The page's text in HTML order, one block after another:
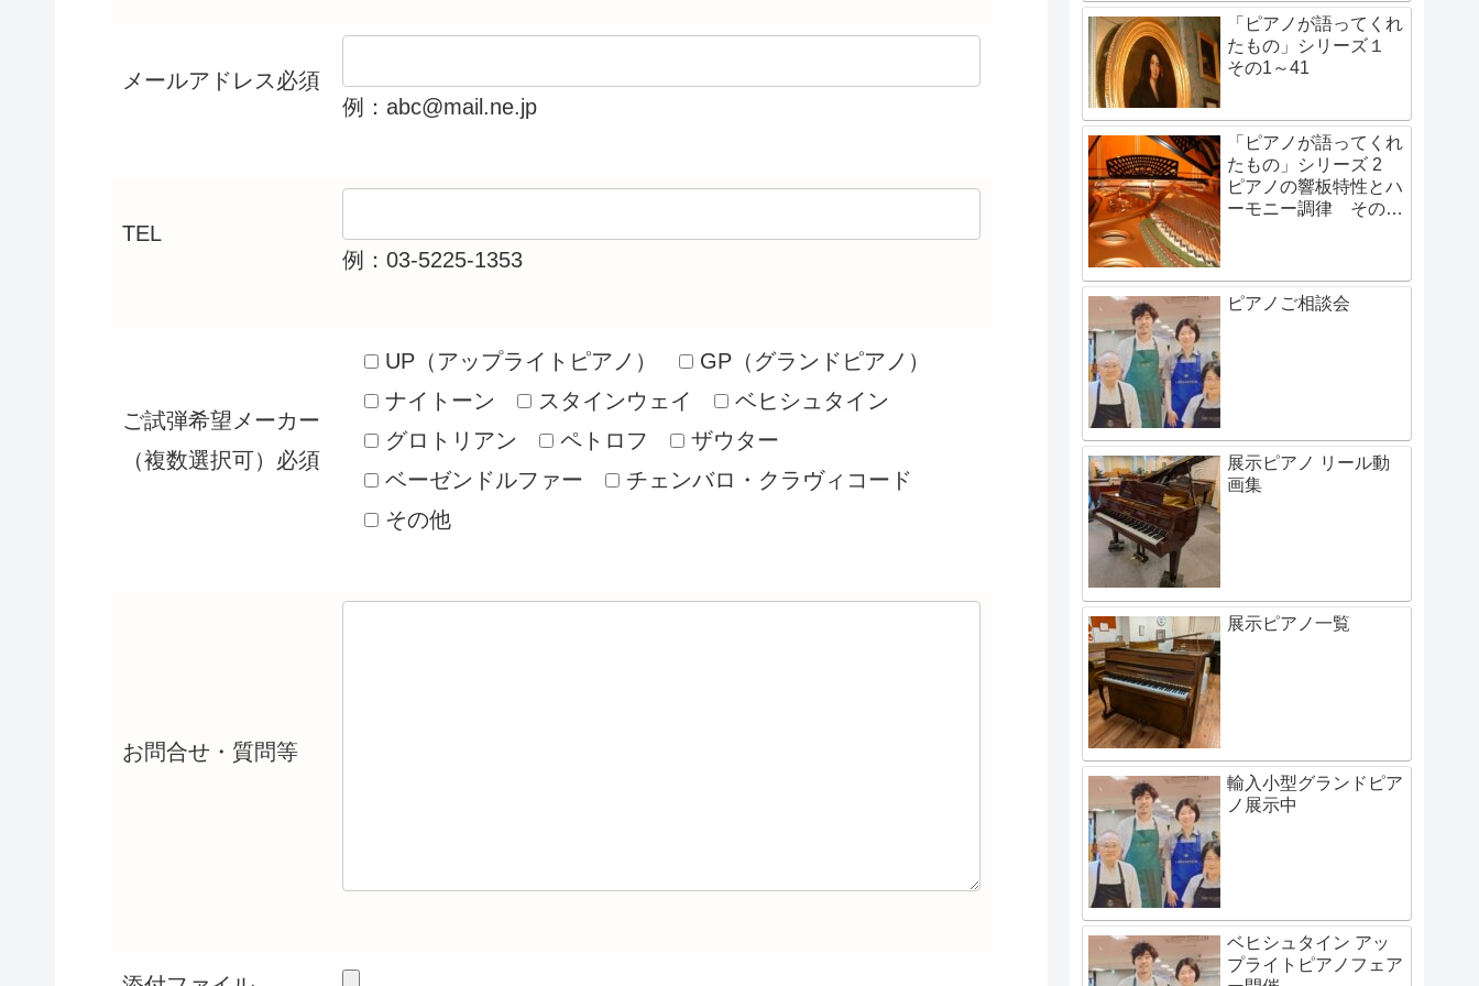
メールアドレス必須
例：abc@mail.ne.jp
TEL
例：03-5225-1353
ご試弾希望メーカー
（複数選択可） 必須
UP（アップライトピアノ）
GP（グランドピアノ）
ナイトーン
スタインウェイ
ベヒシュタイン
グロトリアン
ペトロフ
ザウター
ベーゼンドルファー
チェンバロ・クラヴィコード
その他
お問合せ・質問等
「ピアノが語ってくれ
たもの」シリーズ１
その1～41
「ピアノが語ってくれ
たもの」シリーズ 2
ピアノの響板特性とハ
ーモニー調律 その1
ピアノご相談会
展示ピアノ リール動
画集
展示ピアノ一覧
輸入小型グランドピア
ノ展示中
ベヒシュタイン アッ
プライトピアノフェア